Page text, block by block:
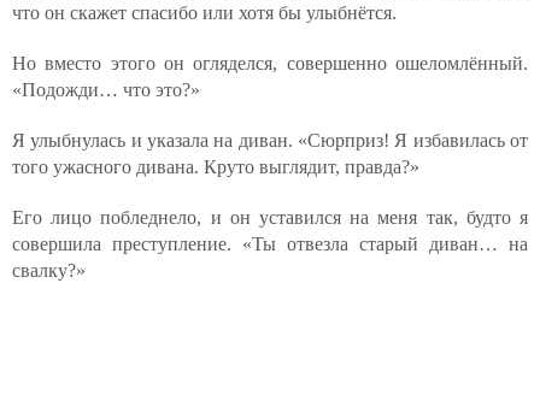
что он скажет спасибо или хотя бы улыбнётся.
Но вместо этого он огляделся, совершенно ошеломлённый.
«Подожди… что это?»
Я улыбнулась и указала на диван. «Сюрприз! Я избавилась от
того ужасного дивана. Круто выглядит, правда?»
Его лицо побледнело, и он уставился на меня так, будто я
совершила преступление. «Ты отвезла старый диван… на
свалку?»